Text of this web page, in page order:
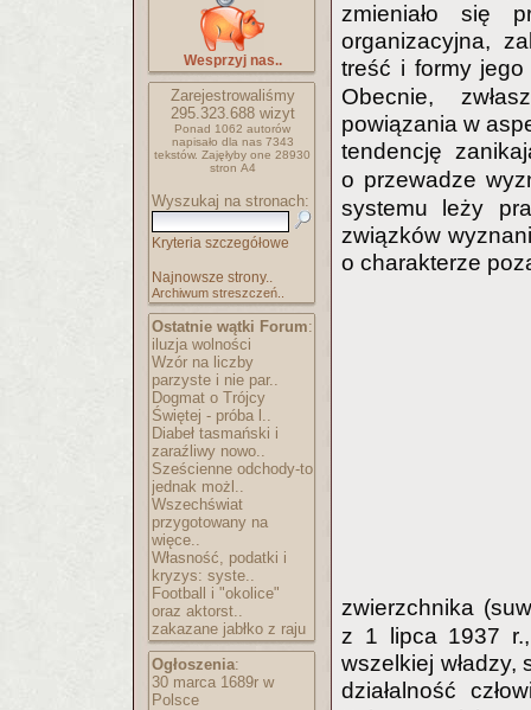
Wesprzyj nas..
Zarejestrowaliśmy
295.323.688wizyt
Ponad 1062 autorów
napisało dla nas 7343
tekstów. Zajęłyby one 28930
stron A4
Wyszukaj na stronach:
Kryteria szczegółowe
Najnowsze strony..
Archiwum streszczeń..
Ostatnie wątki Forum:
iluzja wolności
Wzór na liczby
parzyste i nie par..
Dogmat o Trójcy
Świętej - próba l..
Diabeł tasmański i
zaraźliwy nowo..
Sześcienne odchody-to
jednak możl..
Wszechświat
przygotowany na
więce..
Własność, podatki i
kryzys: syste..
Football i "okolice"
oraz aktorst..
zakazane jabłko z raju
Ogłoszenia:
30 marca 1689r w
Polsce
zmieniało się
organizacyjna,
treść i formy
Obecnie,
powiązania w
tendencję
o przewadze
systemu leży
związków
o charakterze
zwierzchnika
z 1 lipca 1937
wszelkiej
działalność